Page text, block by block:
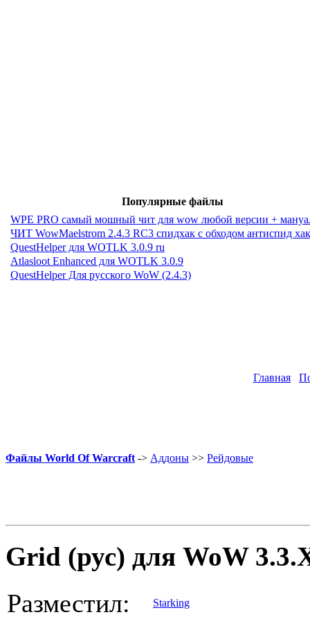
Популярные файлы
WPE PRO самый мошный чит для wow любой версии +
ЧИТ WowMaelstrom 2.4.3 RC3 спидхак с обходом антиспид
QuestHelper для WOTLK 3.0.9 ru
Atlasloot Enhanced для WOTLK 3.0.9
QuestHelper Для русского WoW (2.4.3)
Главная
Файлы World Of Warcraft -> Аддоны >> Рейдовые
Grid (рус) для WoW
Разместил: Starking